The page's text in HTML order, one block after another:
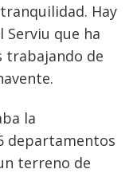
Hay
Serviu que ha
trabajando de
la
departamentos
terreno de